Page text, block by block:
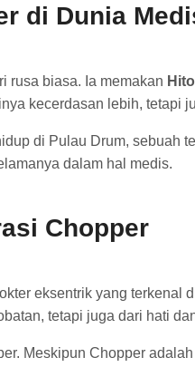
di Dunia
rusa biasa. Ia memakan
kecerdasan lebih, tetapi
di Pulau Drum,
dalam hal medis.
Chopper
eksentrik yang terkenal
tetapi juga dari hati
Meskipun Chopper